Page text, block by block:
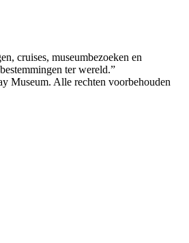
cruises, museumbezoeken en
ter wereld.”
Museum. Alle rechten voorbehouden